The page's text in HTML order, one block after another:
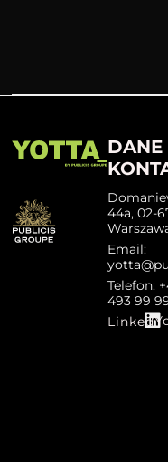
DANE
44a, 02-
Email:
Telefon:
493 99
Linked